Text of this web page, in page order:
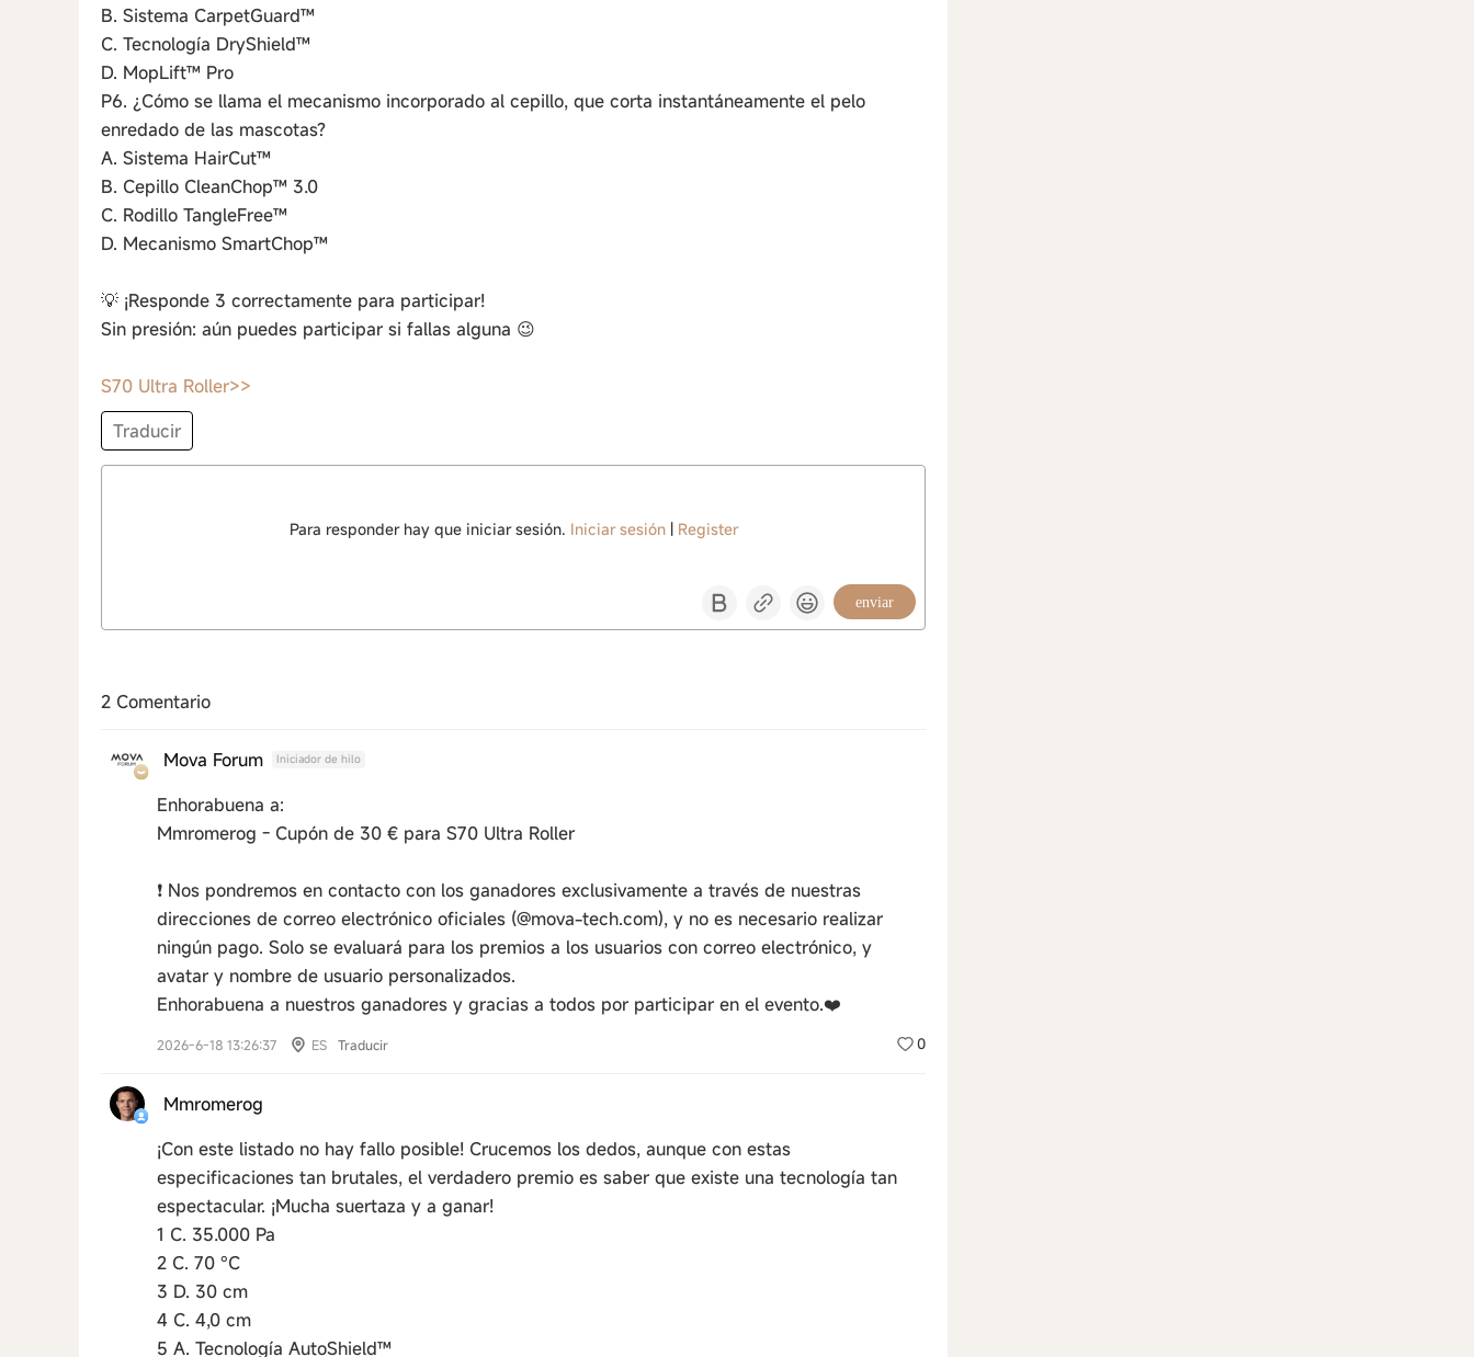
B. Sistema CarpetGuard™
C. Tecnología DryShield™
D. MopLift™ Pro
P6. ¿Cómo se llama el mecanismo incorporado al cepillo, que corta instantáneamente el pelo
enredado de las mascotas?
A. Sistema HairCut™
B. Cepillo CleanChop™ 3.0
C. Rodillo TangleFree™
D. Mecanismo SmartChop™
💡 ¡Responde 3 correctamente para participar!
Sin presión: aún puedes participar si fallas alguna 😉
S70 Ultra Roller>>
Traducir
Para responder hay que iniciar sesión. Iniciar sesión| Register
enviar
2 Comentario
Mova Forum Iniciador de hilo
Enhorabuena a:
Mmromerog - Cupón de 30 € para S70 Ultra Roller
❗️ Nos pondremos en contacto con los ganadores exclusivamente a través de nuestras
direcciones de correo electrónico oficiales (@mova-tech.com), y no es necesario realizar
ningún pago. Solo se evaluará para los premios a los usuarios con correo electrónico, y
avatar y nombre de usuario personalizados.
Enhorabuena a nuestros ganadores y gracias a todos por participar en el evento.❤️
0
2026-6-18 13:26:37 ES Traducir
Mmromerog
¡Con este listado no hay fallo posible! Crucemos los dedos, aunque con estas
especificaciones tan brutales, el verdadero premio es saber que existe una tecnología tan
espectacular. ¡Mucha suertaza y a ganar!
1 C. 35.000 Pa
2 C. 70 °C
3 D. 30 cm
4 C. 4,0 cm
5 A. Tecnología AutoShield™